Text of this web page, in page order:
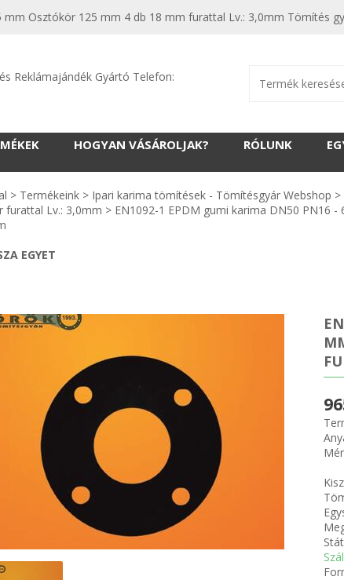
Osztókör 125 mm 4 db 18 mm furattal Lv.: 3,0mm Tömítés
Reklámajándék Gyártó Telefon:
HOGYAN VÁSÁROLJAK? RÓLUNK
> Termékeink > Ipari karima tömítések - Tömítésgyár Webshop >
furattal Lv.: 3,0mm > EN1092-1 EPDM gumi karima DN50 PN16
EGYET